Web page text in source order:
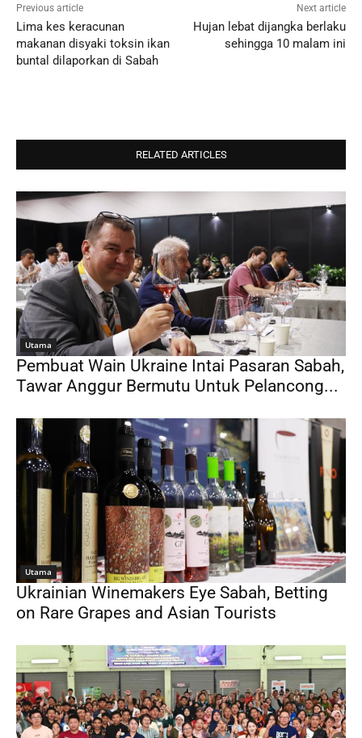
Previous article
Lima kes keracunan
makanan disyaki toksin ikan
buntal dilaporkan di Sabah
Next article
Hujan lebat dijangka berlaku
sehingga 10 malam ini
RELATED ARTICLES
Utama
Pembuat Wain Ukraine Intai Pasaran Sabah,
Tawar Anggur Bermutu Untuk Pelancong...
Utama
Ukrainian Winemakers Eye Sabah, Betting
on Rare Grapes and Asian Tourists